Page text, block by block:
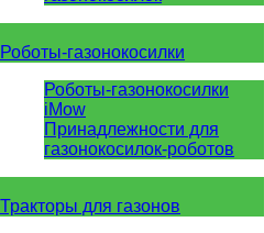
Роботы-газонокосилки
Роботы-газонокосилки
iMow
Принадлежности для
газонокосилок-роботов
Тракторы для газонов